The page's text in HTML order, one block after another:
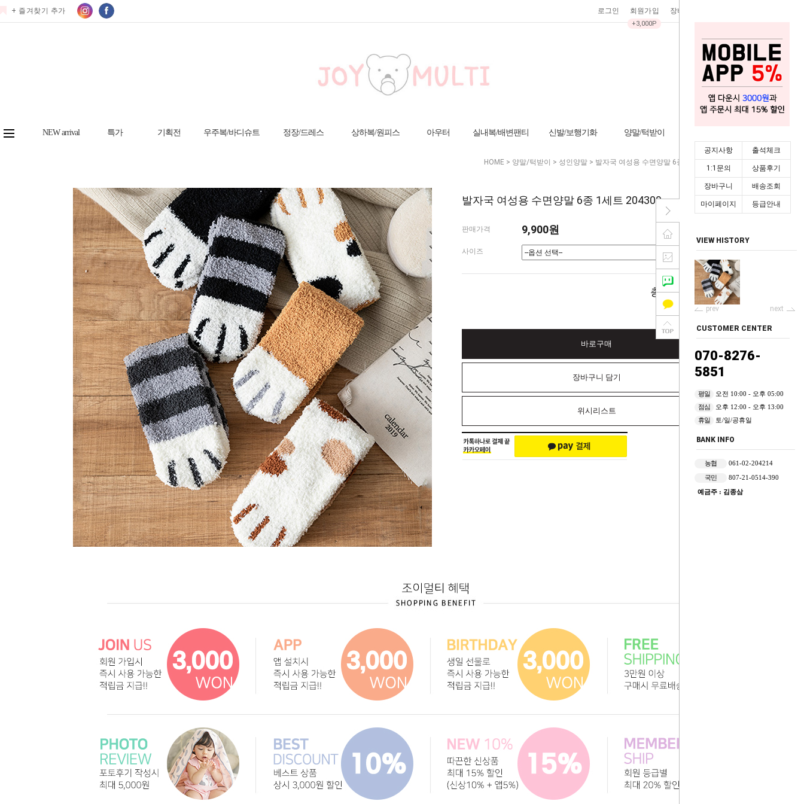
공지사항 출석체크
1:1문의 상품후기
장바구니 배송조회
마이페이지 등급안내
VIEW HISTORY
prev next
CUSTOMER CENTER
070-8276-
5851
평일
오전 10:00 - 오후 05:00
점심
오후 12:00 - 오후 13:00
휴일
토/일/공휴일
BANK INFO
농협
061-02-204214
국민
807-21-0514-390
예금주 : 김종삼
+ 즐겨찾기 추가 로그인 회원가입
+3,000P
장바구니
NEW arrival 특가 기획전 우주복/바디슈트 정장/드레스 상하복/원피스 아우터 실내복/배변팬티 신발/보행기화 양말/턱받이
HOME > 양말/턱받이 > 성인양말 > 발자국 여성용 수면양말 6종 1세트 204309
발자국 여성용 수면양말 6종 1세트 204309
판매가격 9,900원
사이즈
총 상품 금액0원
바로구매
장바구니 담기
위시리스트